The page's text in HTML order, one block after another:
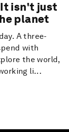
It isn't just
planet
A three-
with
the world,
li...